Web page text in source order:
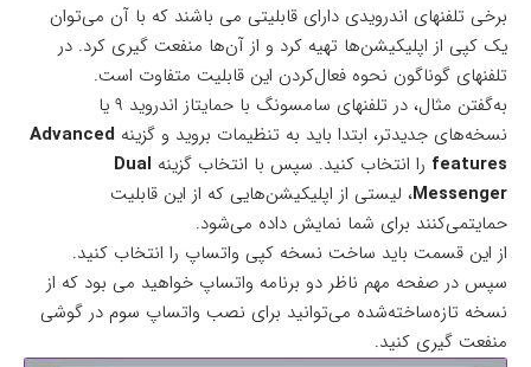
برخی تلفنهای اندرویدی دارای قابلیتی می باشند که با آن می‌توان
یک کپی از اپلیکیشن‌ها تهیه کرد و از آن‌ها منفعت گیری کرد. در
تلفنهای گوناگون نحوه فعال‌کردن این قابلیت متفاوت است.
به‌گفتن مثال، در تلفنهای سامسونگ با حمایتاز اندروید ۹ یا
نسخه‌های جدیدتر، ابتدا باید به تنظیمات بروید و گزینه Advanced
features را انتخاب کنید. سپس با انتخاب گزینه Dual
Messenger، لیستی از اپلیکیشن‌هایی که از این قابلیت
حمایتمی‌کنند برای شما نمایش داده می‌شود.
از این قسمت باید ساخت نسخه کپی واتساپ را انتخاب کنید.
سپس در صفحه مهم ناظر دو برنامه واتساپ خواهید می بود که از
نسخه تازه‌ساخته‌شده می‌توانید برای نصب واتساپ سوم در گوشی
منفعت گیری کنید.